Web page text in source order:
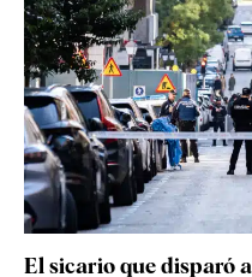
El sicario que disparó